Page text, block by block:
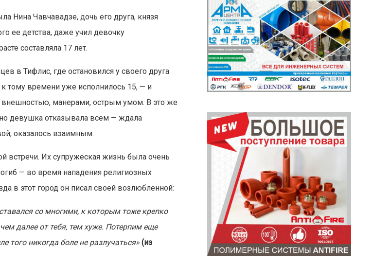
Нина Чавчавадзе, дочь его друга, князя
ее детства, даже учил девочку
составляла 17 лет.
в Тифлис, где остановился у своего друга
тому времени уже исполнилось 15, — и
внешностью, манерами, острым умом. В это же
девушка отказывала всем — ждала
оказалось взаимным.
встречи. Их супружеская жизнь была очень
— во время нападения религиозных
в этот город он писал своей возлюбленной:
со многими, к которым тоже крепко
далее от тебя, тем хуже. Потерпим еще
того никогда боле не разлучаться»(из